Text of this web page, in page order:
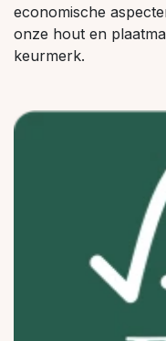
economische
onze hout en
keurmerk.